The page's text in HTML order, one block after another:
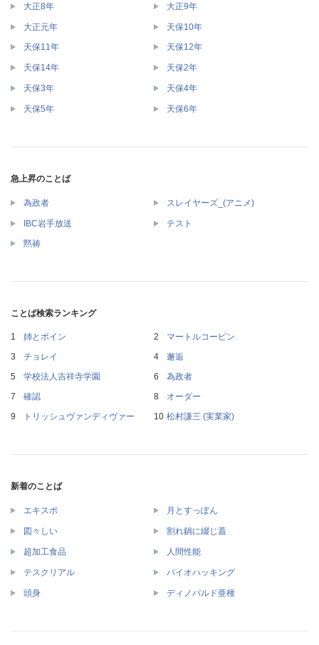
大正8年 大正9年
大正元年 天保10年
天保11年 天保12年
天保14年 天保2年
天保3年 天保4年
天保5年 天保6年
急上昇のことば
為政者 スレイヤーズ_(アニメ)
IBC岩手放送 テスト
黙祷
ことば検索ランキング
姉とボイン
マートルコービン
チョレイ
邂逅
学校法人吉祥寺学園
為政者
確認
オーダー
トリッシュヴァンディヴァー
松村謙三 (実業家)
新着のことば
エキスポ 月とすっぽん
図々しい 割れ鍋に綴じ蓋
超加工食品 人間性能
テスクリアル バイオハッキング
頭身 ディノバルド亜種